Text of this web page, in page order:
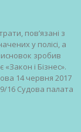
пов’язані з
у полісі, а
зробив
і Бізнес».
14 червня 2017
палата